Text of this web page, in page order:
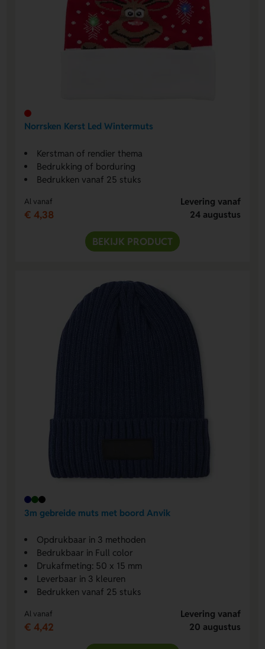
Norrsken Kerst Led Wintermuts
Kerstman of rendier thema
Bedrukking of borduring
Bedrukken vanaf 25 stuks
Al vanaf
€ 4,38
Levering vanaf
24 augustus
BEKIJK PRODUCT
3m gebreide muts met boord Anvik
Opdrukbaar in 3 methoden
Bedrukbaar in Full color
Drukafmeting: 50 x 15 mm
Leverbaar in 3 kleuren
Bedrukken vanaf 25 stuks
Al vanaf
€ 4,42
Levering vanaf
20 augustus